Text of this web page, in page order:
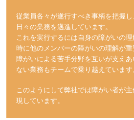
従業員各々が遂行すべき事柄を把握
日々の業務を邁進しています。
これを実行するには自身の障がいの
時に他のメンバーの障がいの理解が重
障がいによる苦手分野を互いが支え
ない業務もチームで乗り越えています
このようにして弊社では障がい者が
現しています。